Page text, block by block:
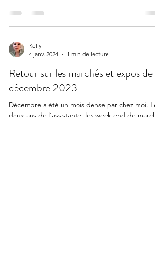
Kelly
4 janv. 2024
1 min de lecture
Retour sur les marchés et expos de
décembre 2023
Décembre a été un mois dense par chez moi.
deux ans de l'assistante, les week end de